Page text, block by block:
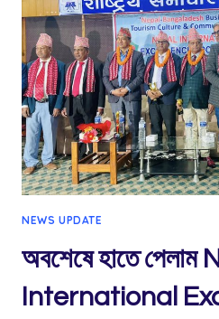
HEALTH
NEWS UPDATE
অবশেষে হাতে পেলাম
International